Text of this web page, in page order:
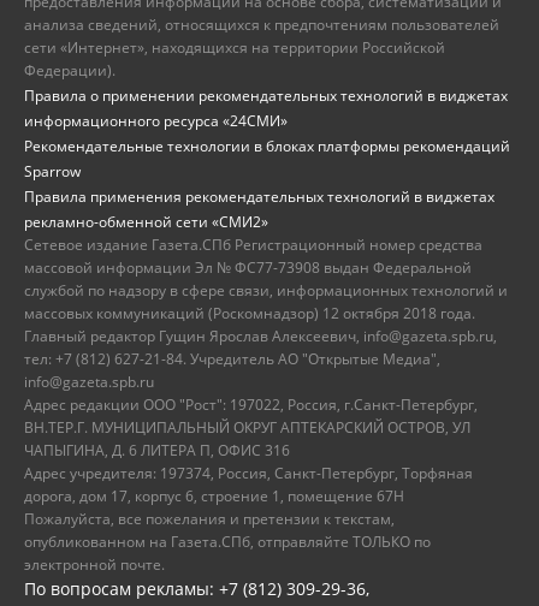
анализа сведений, относящихся к предпочтениям пользователей
сети «Интернет», находящихся на территории Российской
Федерации).
Правила о применении рекомендательных технологий в виджетах
информационного ресурса «24СМИ»
Рекомендательные технологии в блоках платформы рекомендаций
Sparrow
Правила применения рекомендательных технологий в виджетах
рекламно-обменной сети «СМИ2»
Сетевое издание Газета.СПб Регистрационный номер средства
массовой информации Эл № ФС77-73908 выдан Федеральной
службой по надзору в сфере связи, информационных технологий и
массовых коммуникаций (Роскомнадзор) 12 октября 2018 года.
Главный редактор Гущин Ярослав Алексеевич, info@gazeta.spb.ru,
тел: +7 (812) 627-21-84. Учредитель АО "Открытые Медиа",
info@gazeta.spb.ru
Адрес редакции ООО "Рост": 197022, Россия, г.Санкт-Петербург,
ВН.ТЕР.Г. МУНИЦИПАЛЬНЫЙ ОКРУГ АПТЕКАРСКИЙ ОСТРОВ, УЛ
ЧАПЫГИНА, Д. 6 ЛИТЕРА П, ОФИС 316
Адрес учредителя: 197374, Россия, Санкт-Петербург, Торфяная
дорога, дом 17, корпус 6, строение 1, помещение 67Н
Пожалуйста, все пожелания и претензии к текстам,
опубликованном на Газета.СПб, отправляйте ТОЛЬКО по
электронной почте.
По вопросам рекламы: +7 (812) 309-29-36,